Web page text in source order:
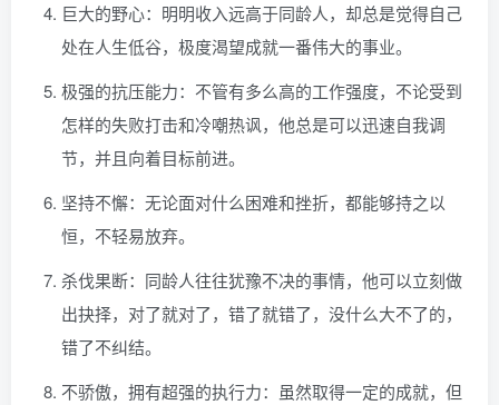
巨大的野心：明明收入远高于同龄人，却总是觉得自己
处在人生低谷，极度渴望成就一番伟大的事业。
极强的抗压能力：不管有多么高的工作强度，不论受到
怎样的失败打击和冷嘲热讽，他总是可以迅速自我调
节，并且向着目标前进。
坚持不懈：无论面对什么困难和挫折，都能够持之以
恒，不轻易放弃。
杀伐果断：同龄人往往犹豫不决的事情，他可以立刻做
出抉择，对了就对了，错了就错了，没什么大不了的，
错了不纠结。
不骄傲，拥有超强的执行力：虽然取得一定的成就，但